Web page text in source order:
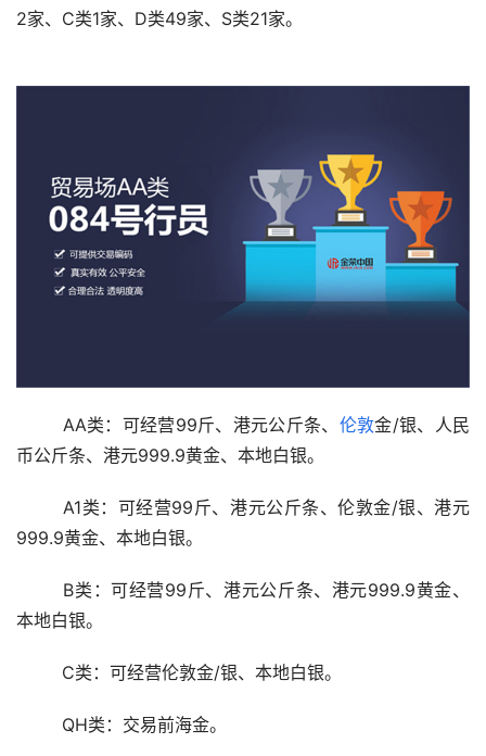
2家、C类1家、D类49家、S类21家。
  AA类：可经营99斤、港元公斤条、
伦敦金/银、人民
币公斤条、港元999.9黄金、本地白银。
999.9黄金、本地白银。
本地白银。
  C类：可经营伦敦金/银、本地白银。
  QH类：交易前海金。